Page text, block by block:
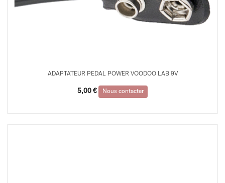
ADAPTATEUR PEDAL POWER VOODOO LAB 9V
5,00 € Nous contacter